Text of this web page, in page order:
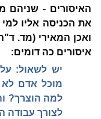
האיסורים - שניהם
את הכניסה אליו
ואכן המאירי (מד.
איסורים כה דומים:
יש לשאול:
מוכל אדם לא
למה הוצרך?
לצורך עבודה